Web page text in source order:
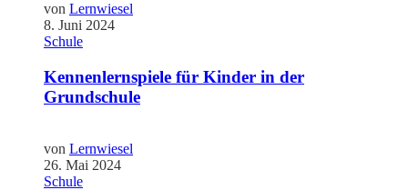
von Lernwiesel
8. Juni 2024
Schule
Kennenlernspiele für Kinder in der
Grundschule
von Lernwiesel
26. Mai 2024
Schule